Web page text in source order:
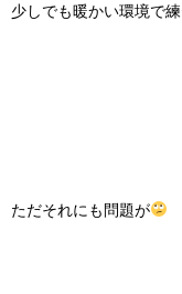
少しでも暖かい環境で
ただそれにも問題が